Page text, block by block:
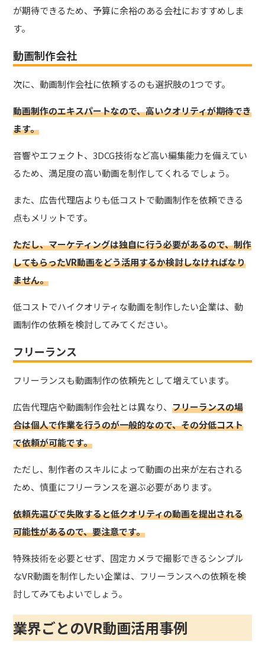
が期待できるため、予算に余裕のある会社におすすめしま
す。
動画制作会社
次に、動画制作会社に依頼するのも選択肢の1つです。
動画制作のエキスパートなので、高いクオリティが期待でき
ます。
音響やエフェクト、3DCG技術など高い編集能力を備えてい
るため、満足度の高い動画を制作してくれるでしょう。
また、広告代理店よりも低コストで動画制作を依頼できる
点もメリットです。
ただし、マーケティングは独自に行う必要があるので、制作
してもらったVR動画をどう活用するか検討しなければなり
ません。
低コストでハイクオリティな動画を制作したい企業は、動
画制作の依頼を検討してみてください。
フリーランス
フリーランスも動画制作の依頼先として増えています。
広告代理店や動画制作会社とは異なり、フリーランスの場
合は個人で作業を行うのが一般的なので、その分低コスト
で依頼が可能です。
ただし、制作者のスキルによって動画の出来が左右される
ため、慎重にフリーランスを選ぶ必要があります。
依頼先選びで失敗すると低クオリティの動画を提出される
可能性があるので、要注意です。
特殊技術を必要とせず、固定カメラで撮影できるシンプル
なVR動画を制作したい企業は、フリーランスへの依頼を検
討してみてもよいでしょう。
業界ごとのVR動画活用事例